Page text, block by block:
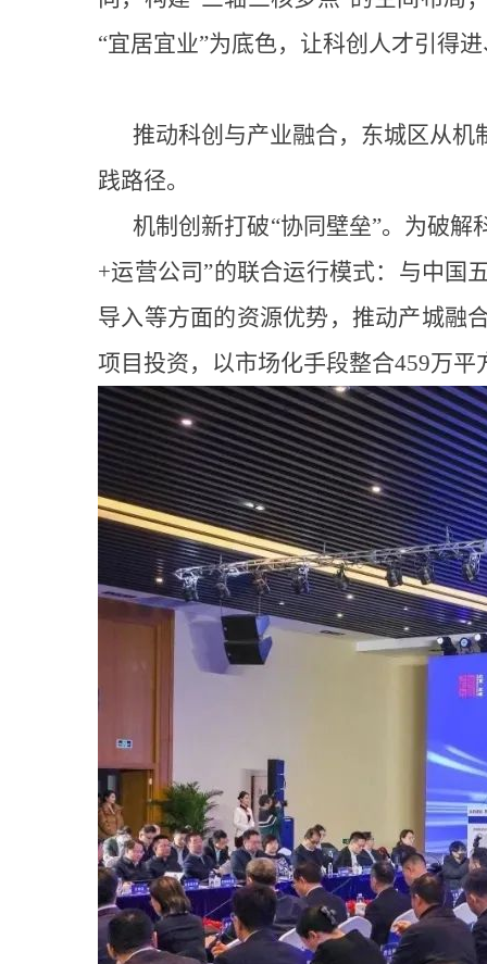
“宜居宜业”为底色，让科创人才引得
推动科创与产业融合，东城区从
践路径。
机制创新打破“协同壁垒”。为破
+运营公司”的联合运行模式：与中国
导入等方面的资源优势，推动产城融
项目投资，以市场化手段整合459万